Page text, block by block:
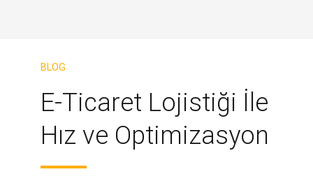
BLOG
E-Ticaret Lojistiği İle
Hız ve Optimizasyon